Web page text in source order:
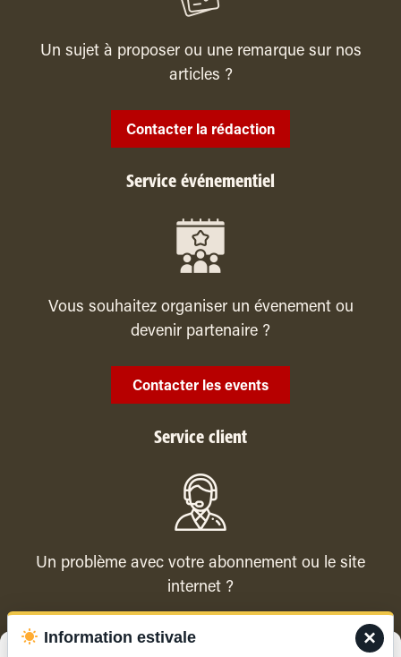
Un sujet à proposer ou une remarque sur nos
articles ?
Contacter la rédaction
Service événementiel
Vous souhaitez organiser un évenement ou
devenir partenaire ?
Contacter les events
Service client
Un problème avec votre abonnement ou le site
internet ?
Contacter le service client ×
Information estivale